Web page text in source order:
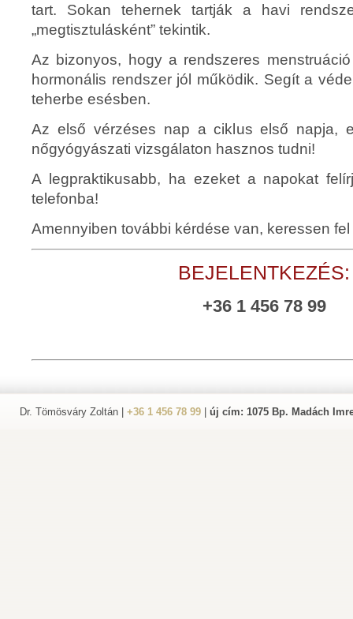
tart. Sokan tehernek tartják a havi
„megtisztulásként” tekintik.
Az bizonyos, hogy a rendszeres
hormonális rendszer jól működik. Segít a
teherbe esésben.
Az első vérzéses nap a ciklus első napja,
nőgyógyászati vizsgálaton hasznos tudni!
A legpraktikusabb, ha ezeket a napokat
telefonba!
Amennyiben további kérdése van, keressen
BEJELENTKEZÉS:
+36 1 456 78 99
Dr. Tömösváry Zoltán | +36 1 456 78 99 | új cím: 1075 Bp. Madách